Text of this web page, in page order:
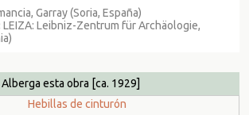
Garray (Soria, España)
LEIZA: Leibniz-Zentrum für Archäologie,
Alberga esta obra [ca. 1929]